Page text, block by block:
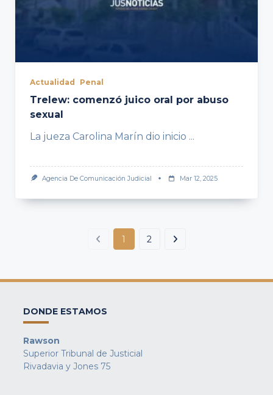
Actualidad Penal
Trelew: comenzó juico oral por abuso
sexual
La jueza Carolina Marín dio inicio ...
Agencia De Comunicación Judicial Mar 12, 2025
1 2
DONDE ESTAMOS
Rawson
Superior Tribunal de Justicial
Rivadavia y Jones 75